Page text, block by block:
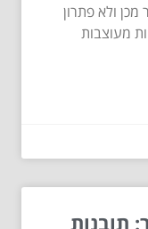
ולא פתרון
מעוצבות
תובנות